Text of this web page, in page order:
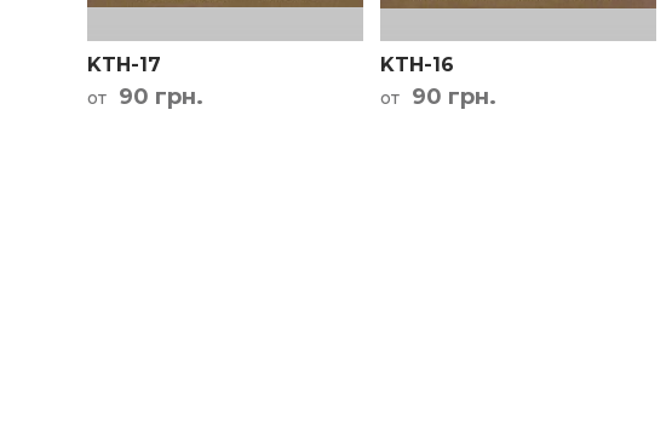
KTH-17
от 90 грн.
KTH-16
от 90 грн.